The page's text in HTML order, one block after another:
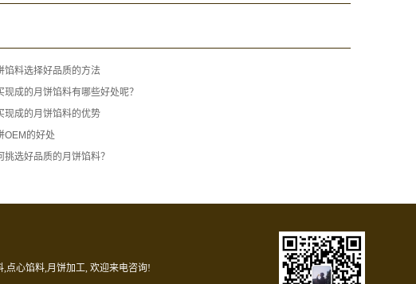
馅料选择好品质的方法
现成的月饼馅料有哪些好处呢？
现成的月饼馅料的优势
OEM的好处
挑选好品质的月饼馅料？
,点心馅料,月饼加工, 欢迎来电咨询!